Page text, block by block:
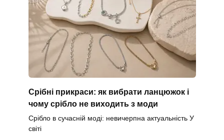
Срібні прикраси: як вибрати ланцюжок і
чому срібло не виходить з моди
Срібло в сучасній моді: невичерпна актуальність У
світі